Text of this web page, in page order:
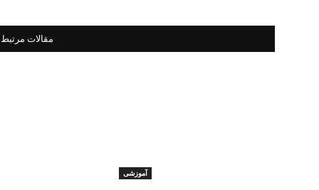
مقالات مرتبط
آموزشی